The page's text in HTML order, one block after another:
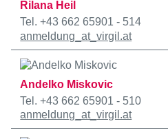
Rilana Heil
Tel. +43 662 65901 - 514
anmeldung _at_virgil.at
Andelko Miskovic
Tel. +43 662 65901 - 510
anmeldung _at_virgil.at